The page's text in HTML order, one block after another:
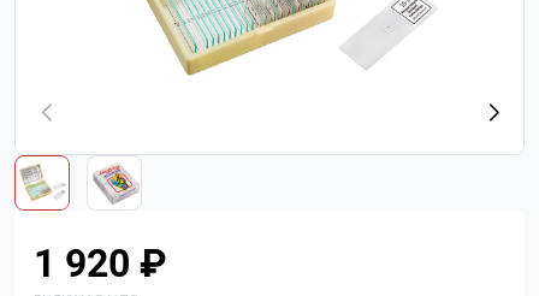
1 920 ₽